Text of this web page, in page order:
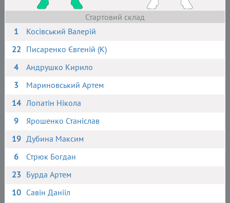
Стартовий склад
1
Косівський Валерій
22 Писаренко Євгеній (К)
4
Андрушко Кирило
3
Мариновський Артем
14 Лопатін Нікола
9
Ярошенко Станіслав
19 Дубина Максим
6
Стрюк Богдан
23 Бурда Артем
10 Савін Данііл